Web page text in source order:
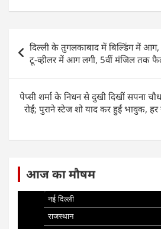
c
e
b
o
o
k
at
s
A
p
p
k
e
dI
n
ai
l
Post
navigation
दिल्ली के तुगलकाबाद में बिल्डिंग में
टू-व्हीलर में आग लगी, 5वीं मंजिल तक
पेप्सी शर्मा के निधन से दुखी दिखीं सपना
रोईं; पुराने स्टेज शो याद कर हुईं भावुक, हर
आज का मौषम
नई दिल्ली
राजस्थान